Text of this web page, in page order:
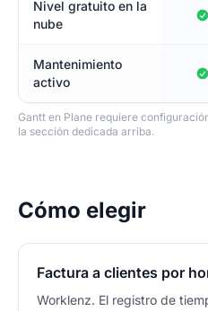
Nivel gratuito en la
nube
Mantenimiento
activo
Gantt en Plane requiere
la sección dedicada arriba.
Cómo elegir
Factura a clientes por
Worklenz. El registro de